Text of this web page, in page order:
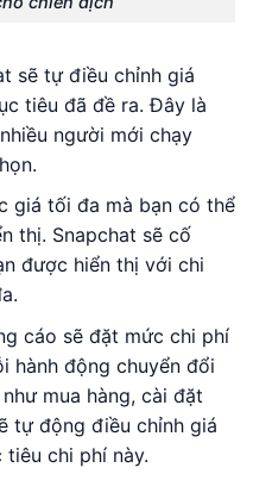
sẽ tự điều chỉnh giá
tiêu đã đề ra. Đây là
người mới chạy
giá tối đa mà bạn có thể
thị. Snapchat sẽ cố
được hiển thị với chi
cáo sẽ đặt mức chi phí
hành động chuyển đổi
mua hàng, cài đặt
tự động điều chỉnh giá
chi phí này.